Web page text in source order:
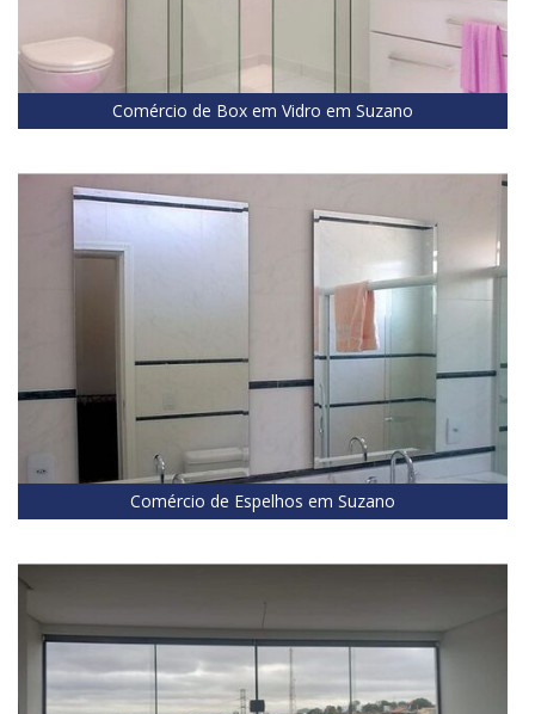
Comércio de Box em Vidro em Suzano
Comércio de Espelhos em Suzano